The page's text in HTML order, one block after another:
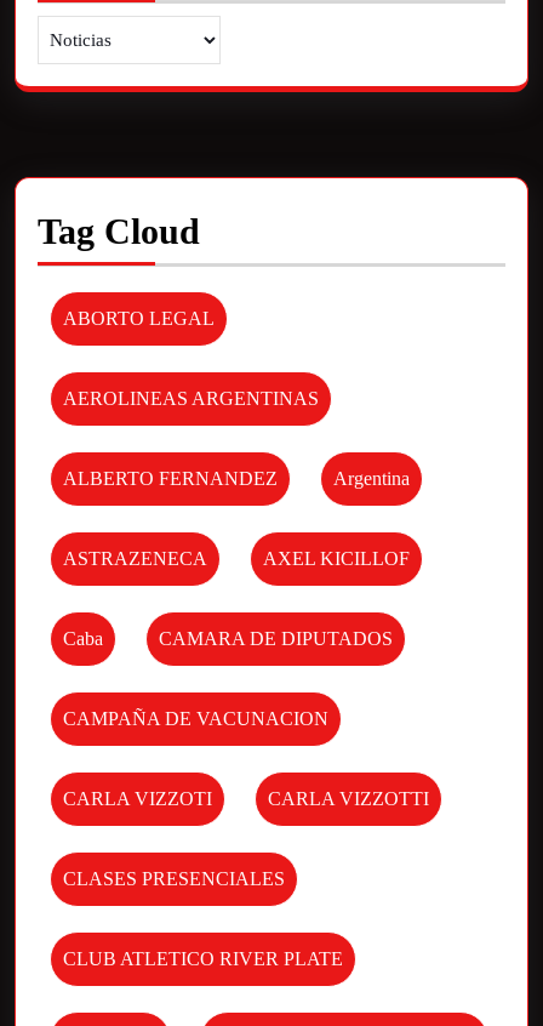
Tag Cloud
ABORTO LEGAL
AEROLINEAS ARGENTINAS
ALBERTO FERNANDEZ Argentina
ASTRAZENECA AXEL KICILLOF
Caba CAMARA DE DIPUTADOS
CAMPAÑA DE VACUNACION
CARLA VIZZOTI CARLA VIZZOTTI
CLASES PRESENCIALES
CLUB ATLETICO RIVER PLATE